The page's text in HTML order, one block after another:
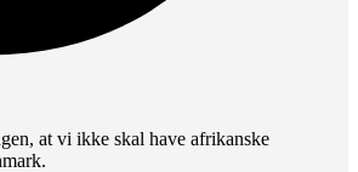
at vi ikke skal have afrikanske